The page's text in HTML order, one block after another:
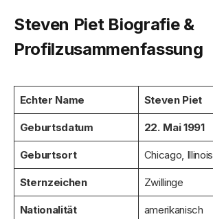
Steven Piet Biografie &
Profilzusammenfassung
Echter Name Steven Piet
Geburtsdatum 22. Mai 1991
Geburtsort Chicago, Illinois
Sternzeichen Zwillinge
Nationalität amerikanisch